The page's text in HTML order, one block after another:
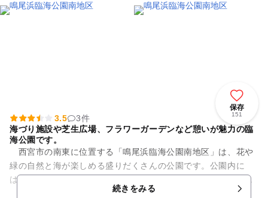
保存
151
3.5
3件
海づり施設や芝生広場、フラワーガーデンなど憩いが魅力の臨
海公園です。
西宮市の南東に位置する「鳴尾浜臨海公園南地区」は、花や
緑の自然と海が楽しめる盛りだくさんの公園です。公園内に
は、季節の花々が咲き誇り、コイが泳ぐ小川も流れる「フラワ
ーガーデン」、目の前に海が広...
続きをみる